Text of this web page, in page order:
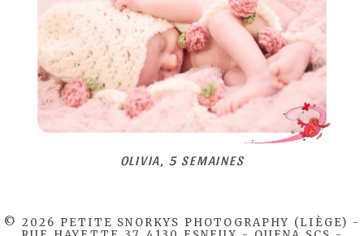
OLIVIA, 5 SEMAINES
© 2026 PETITE SNORKYS PHOTOGRAPHY (LIÈGE) -